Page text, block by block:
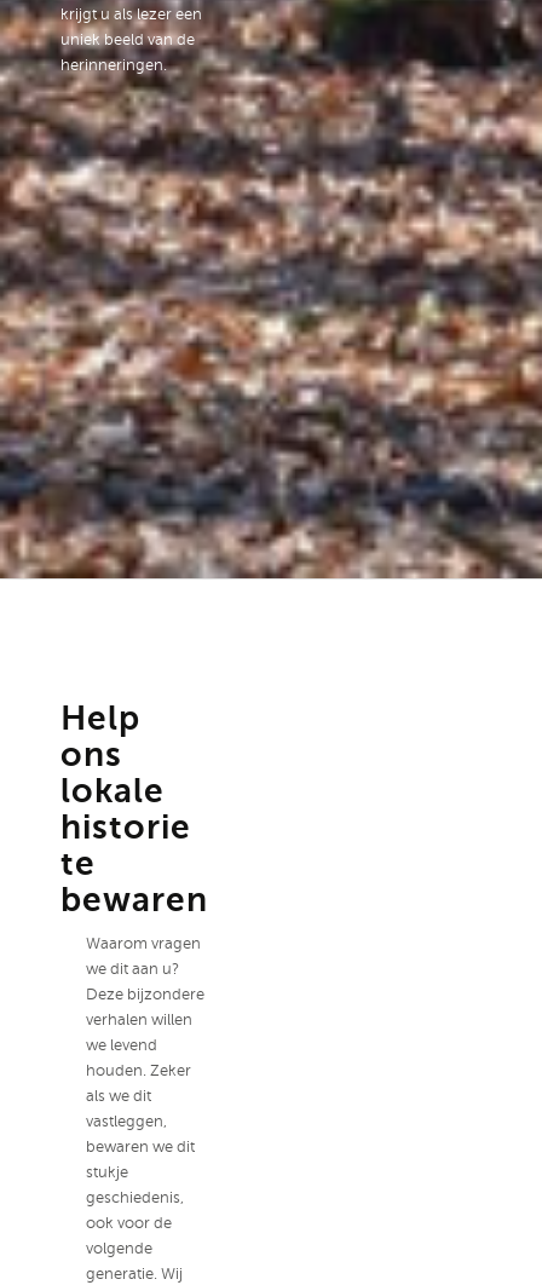
krijgt u als lezer een
uniek beeld van de
herinneringen.
Help
ons
lokale
historie
te
bewaren
Waarom vragen
we dit aan u?
Deze bijzondere
verhalen willen
we levend
houden. Zeker
als we dit
vastleggen,
bewaren we dit
stukje
geschiedenis,
ook voor de
volgende
generatie. Wij